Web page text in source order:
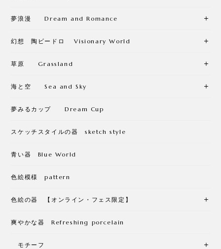
夢浪漫 Dream and Romance
幻想 陶ビードロ Visionary World
草原 Grassland
海と空 Sea and Sky
夢みるカップ Dream Cup
スケッチスタイルの器 sketch style
青い器 Blue World
色絵模様 pattern
色絵の器 【オンライン・フェス限定】
爽やかな器 Refreshing porcelain
モチーフ